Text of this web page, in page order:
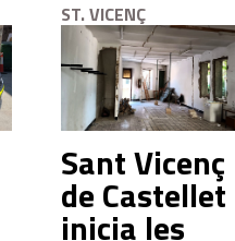
ST. VICENÇ
Sant Vicenç
de Castellet
inicia les